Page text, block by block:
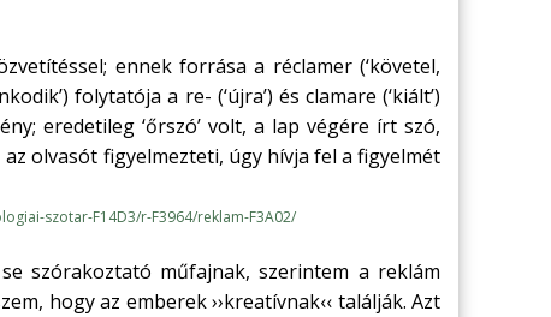
ennek forrása a réclamer (‘követel,
folytatója a re- (‘újra’) és clamare (‘kiált’)
eredetileg ‘őrszó’ volt, a lap végére írt szó,
olvasót figyelmezteti, úgy hívja fel a figyelmét
szotar-F14D3/r-F3964/reklam-F3A02/
szórakoztató műfajnak, szerintem a reklám
hogy az emberek ››kreatívnak‹‹ találják. Azt